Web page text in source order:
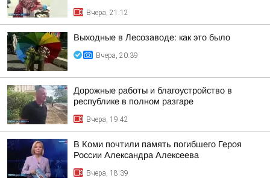
Вчера, 21:12
Выходные в Лесозаводе: как это было
Вчера, 20:39
Дорожные работы и благоустройство в
республике в полном разгаре
Вчера, 19:42
В Коми почтили память погибшего Героя
России Александра Алексеева
Вчера, 18:39